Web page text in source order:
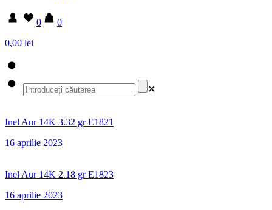
0
0
0,00 lei
✕
Inel Aur 14K 3.32 gr E1821
16 aprilie 2023
Inel Aur 14K 2.18 gr E1823
16 aprilie 2023